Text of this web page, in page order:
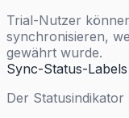
Trial-Nutzer
synchronisieren,
gewährt wurde.
Sync-Status-
Der Statusindikator